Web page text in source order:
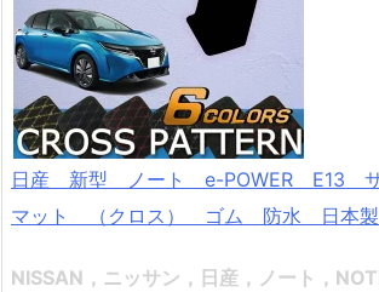
日産 新型 ノート e-POWER E13 サ
マット （クロス） ゴム 防水 日本
NISSAN，ニッサン，日産，ノート，